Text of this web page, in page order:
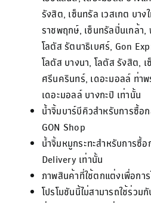
รังสิต, เซ็นทรัล เวสเกต บา
ราชพฤกษ์, เซ็นทรัลปิ่นเกล้า,
โลตัส รัตนาธิเบศร์, Gon
โลตัส บางนา, โลตัส รังสิต,
ศรีนครินทร์, เดอะมอลล์ ท่าพ
เดอะมอลล์ บางกะปิ เท่านั้น
น้ำจิ้มบาร์บีคิวสำหรับการซื้อ
GON Shop
น้ำจิ้มหมูกระทะสำหรับการซื้อ
Delivery เท่านั้น
ภาพสินค้าที่ใช้ตกแต่งเพื่อกา
โปรโมชันนี้ไม่สามารถใช้ร่วม